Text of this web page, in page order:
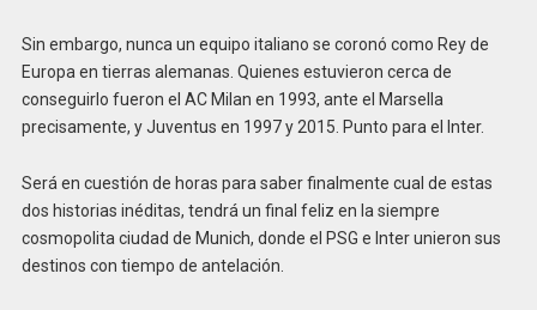
Sin embargo, nunca un equipo italiano se coronó como Rey de
Europa en tierras alemanas. Quienes estuvieron cerca de
conseguirlo fueron el AC Milan en 1993, ante el Marsella
precisamente, y Juventus en 1997 y 2015. Punto para el Inter.
Será en cuestión de horas para saber finalmente cual de estas
dos historias inéditas, tendrá un final feliz en la siempre
cosmopolita ciudad de Munich, donde el PSG e Inter unieron sus
destinos con tiempo de antelación.